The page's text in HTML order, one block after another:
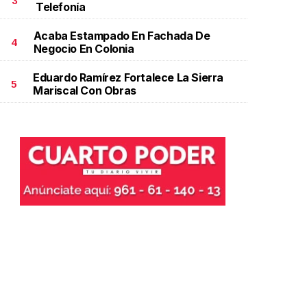
Telefonía
4
Acaba Estampado En Fachada De
Negocio En Colonia
5
Eduardo Ramírez Fortalece La Sierra
Mariscal Con Obras